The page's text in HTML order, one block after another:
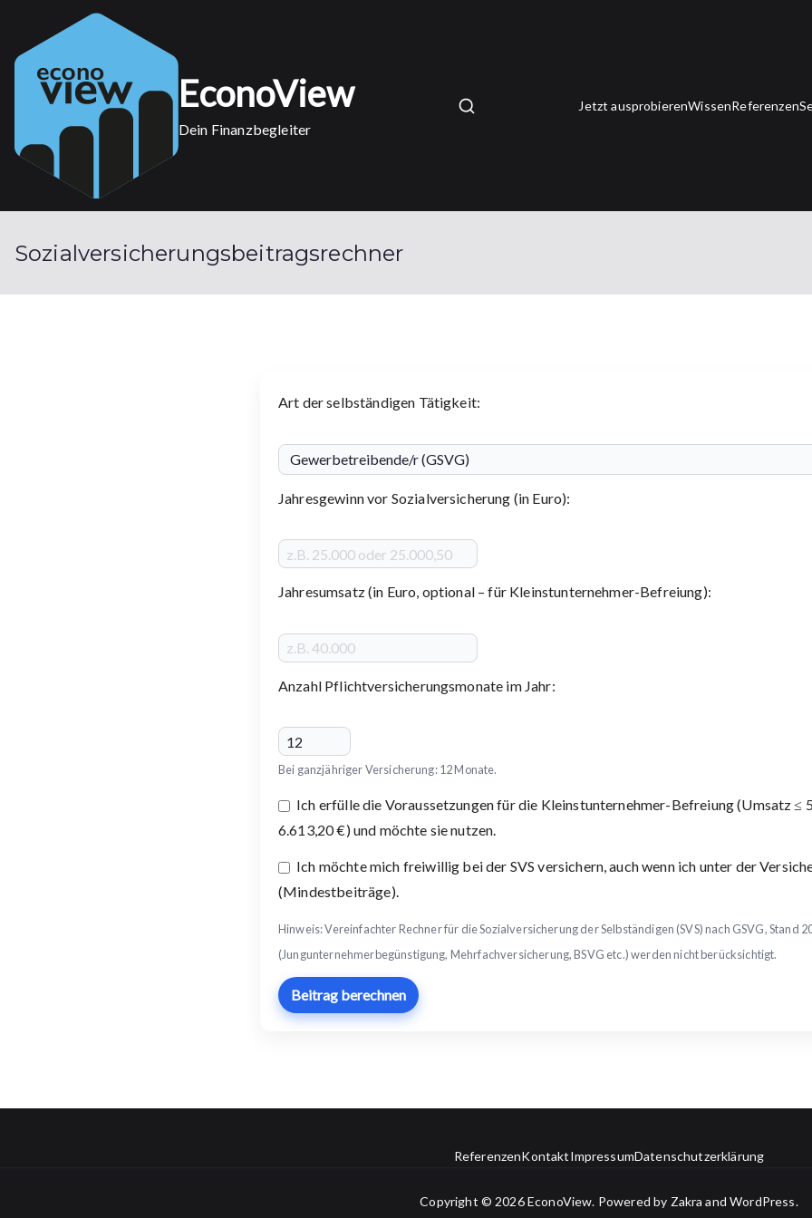
content
EconoView
Dein Finanzbegleiter
Jetzt ausprobierenWissenReferenzen
Sozialversicherungsbeitragsrechner
Art der selbständigen Tätigkeit:
Jahresgewinn vor Sozialversicherung (in Euro):
Jahresumsatz (in Euro, optional – für Kleinstunternehmer-Befreiung):
Anzahl Pflichtversicherungsmonate im Jahr:
Bei ganzjähriger Versicherung: 12 Monate.
Ich erfülle die Voraussetzungen für die Kleinstunternehmer-Befreiung (Umsatz ≤
6.613,20 €) und möchte sie nutzen.
Ich möchte mich freiwillig bei der SVS versichern, auch wenn ich unter der
(Mindestbeiträge).
Hinweis: Vereinfachter Rechner für die Sozialversicherung der Selbständigen (SVS) nach GSVG, Stand
(Jungunternehmerbegünstigung, Mehrfachversicherung, BSVG etc.) werden nicht berücksichtigt.
Beitrag berechnen
ReferenzenKontaktImpressumDatenschutzerklärung
Copyright © 2026EconoView. Powered by Zakra andWordPress.